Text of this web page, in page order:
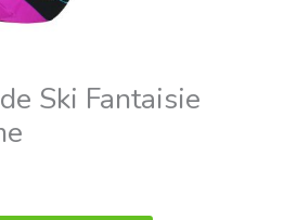
Ski Fantaisie